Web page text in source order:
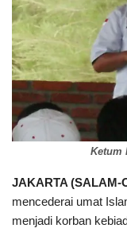
Ketum
JAKARTA (SALAM-
mencederai umat
menjadi korban